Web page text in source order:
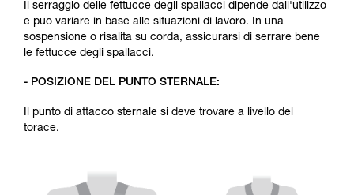
Il serraggio delle fettucce degli spallacci dipende dall'utilizzo
e può variare in base alle situazioni di lavoro. In una
sospensione o risalita su corda, assicurarsi di serrare bene
le fettucce degli spallacci.
- POSIZIONE DEL PUNTO STERNALE:
Il punto di attacco sternale si deve trovare a livello del
torace.